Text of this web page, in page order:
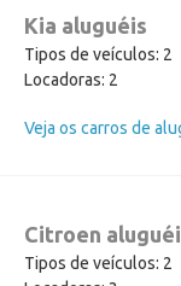
Kia aluguéis
Tipos de veículos: 2
Locadoras: 2
Veja os carros de
Citroen
Tipos de veículos: 2